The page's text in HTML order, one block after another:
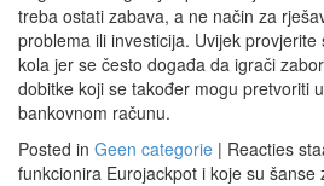
treba ostati zabava, a ne način za
problema ili investicija. Uvijek
kola jer se često događa da igrači
dobitke koji se također mogu pretvoriti
bankovnom računu.
Posted in Geen categorie | Reacties
funkcionira Eurojackpot i koje su šanse